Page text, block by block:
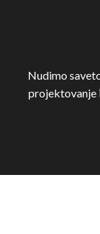
Nudimo
projektovanje